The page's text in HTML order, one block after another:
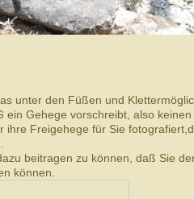
unter den Füßen und
ein Gehege vorschreibt, also
Freige­hege für Sie
beitra­gen zu kön­nen, daß Sie
können.